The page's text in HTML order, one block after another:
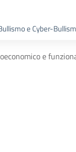
e Cyber-
e